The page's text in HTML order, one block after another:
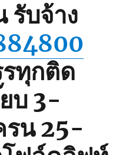
รับจ้าง
รทุกติด
บ 3-
รน 25-